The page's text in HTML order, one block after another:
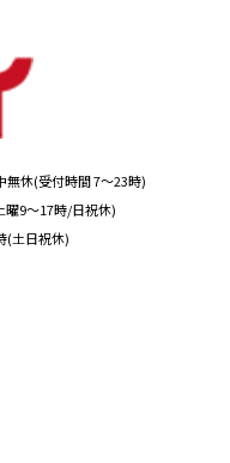
無休(受付時間 7～23時)
曜9～17時/日祝休)
(土日祝休)